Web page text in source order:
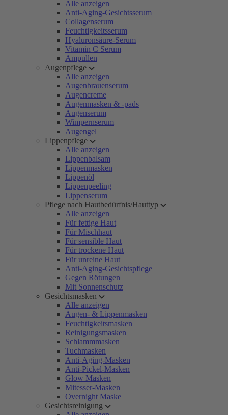
Alle anzeigen
Anti-Aging-Gesichtsserum
Collagenserum
Feuchtigkeitsserum
Hyaluronsäure-Serum
Vitamin C Serum
Ampullen
Augenpflege
Alle anzeigen
Augenbrauenserum
Augencreme
Augenmasken & -pads
Augenserum
Wimpernserum
Augengel
Lippenpflege
Alle anzeigen
Lippenbalsam
Lippenmasken
Lippenöl
Lippenpeeling
Lippenserum
Pflege nach Hautbedürfnis/Hauttyp
Alle anzeigen
Für fettige Haut
Für Mischhaut
Für sensible Haut
Für trockene Haut
Für unreine Haut
Anti-Aging-Gesichtspflege
Gegen Rötungen
Mit Sonnenschutz
Gesichtsmasken
Alle anzeigen
Augen- & Lippenmasken
Feuchtigkeitsmasken
Reinigungsmasken
Schlammmasken
Tuchmasken
Anti-Aging-Masken
Anti-Pickel-Masken
Glow Masken
Mitesser-Masken
Overnight Maske
Gesichtsreinigung